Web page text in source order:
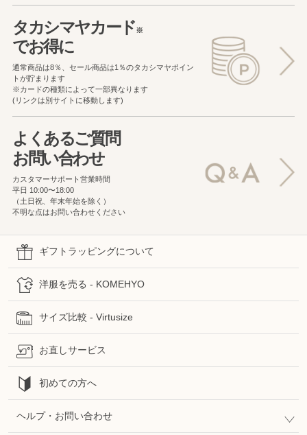
タカシマヤカード※
でお得に
通常商品は8％、セール商品は1％のタカシマヤポイン
トが貯まります
※カードの種類によって一部異なります
(リンクは別サイトに移動します)
よくあるご質問
お問い合わせ
カスタマーサポート営業時間
平日 10:00〜18:00
（土日祝、年末年始を除く）
不明な点はお問い合わせください
ギフトラッピングについて
洋服を売る - KOMEHYO
サイズ比較 - Virtusize
お直しサービス
初めての方へ
ヘルプ・お問い合わせ